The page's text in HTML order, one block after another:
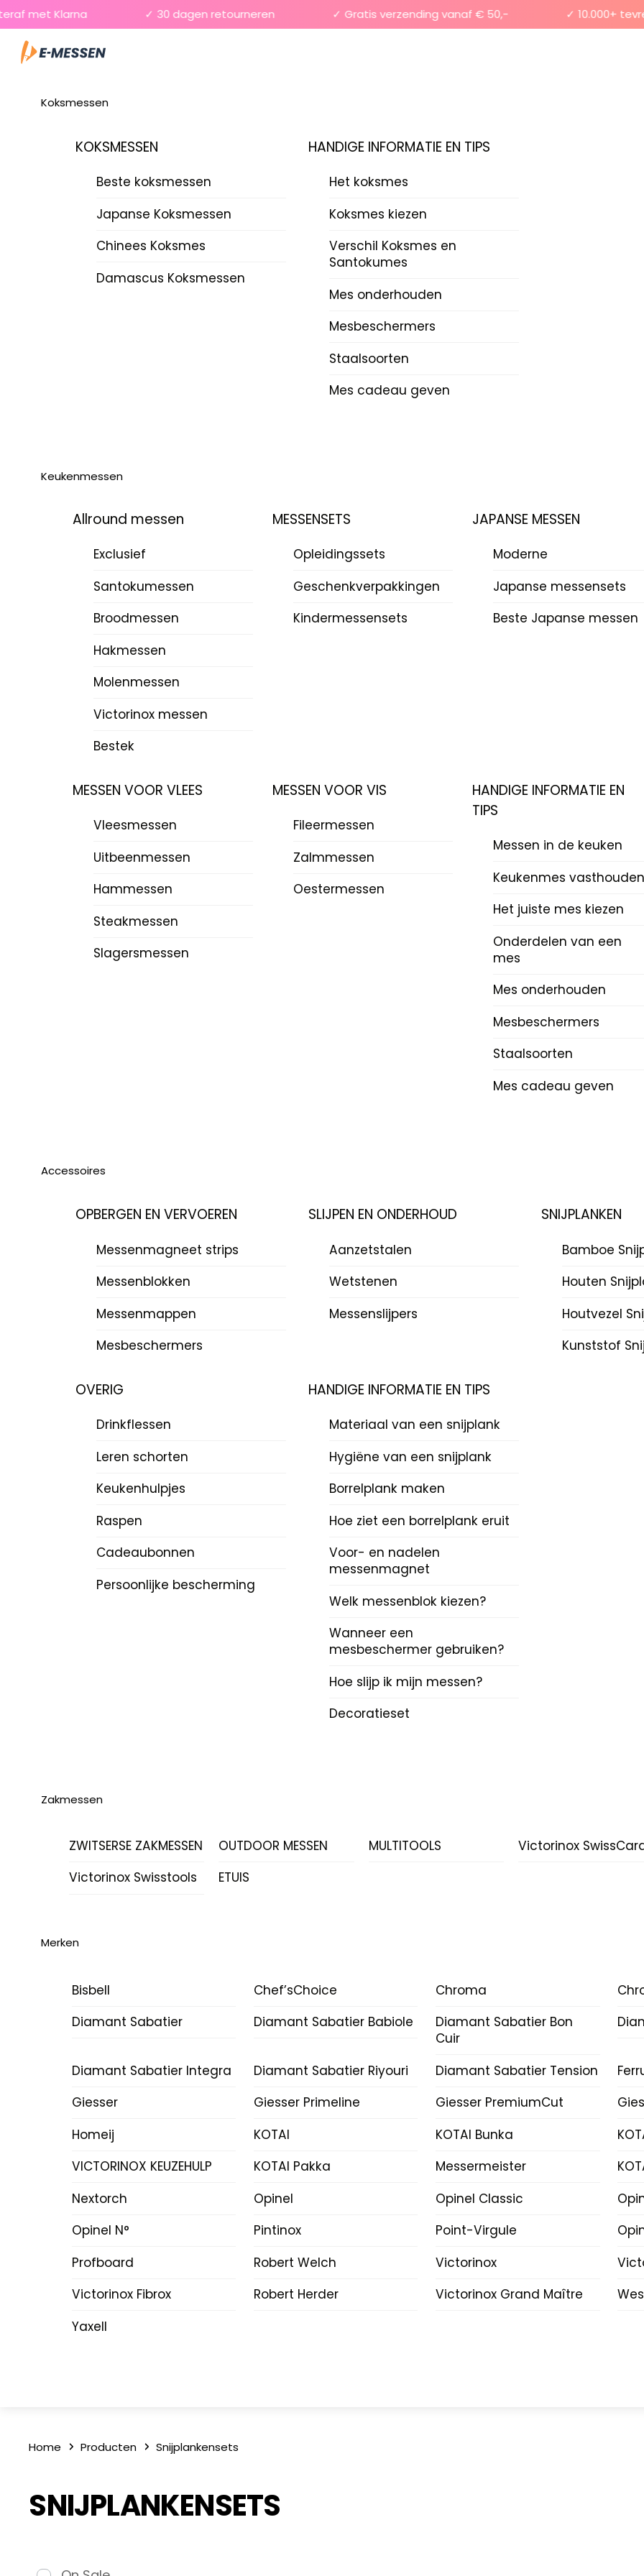
Skip
to
content
met Klarna ✓ 30 dagen retourneren ✓ Gratis verzending vanaf € 50,- ✓ 10.000+
Menu
Koksmessen
KOKSMESSEN
Beste koksmessen
Japanse Koksmessen
Chinees Koksmes
Damascus Koksmessen
HANDIGE INFORMATIE EN TIPS
Het koksmes
Koksmes kiezen
Verschil Koksmes en
Santokumes
Mes onderhouden
Mesbeschermers
Staalsoorten
Mes cadeau geven
Keukenmessen
Allround messen
Exclusief
Santokumessen
Broodmessen
Hakmessen
Molenmessen
Victorinox messen
Bestek
MESSENSETS
Opleidingssets
Geschenkverpakkingen
Kindermessensets
JAPANSE MESSEN
Moderne
Japanse messensets
Beste Japanse messen
MESSEN VOOR VLEES
Vleesmessen
Uitbeenmessen
Hammessen
Steakmessen
Slagersmessen
MESSEN VOOR VIS
Fileermessen
Zalmmessen
Oestermessen
HANDIGE INFORMATIE EN
TIPS
Messen in de keuken
Keukenmes vasthouden
Het juiste mes kiezen
Onderdelen van een
mes
Mes onderhouden
Mesbeschermers
Staalsoorten
Mes cadeau geven
Accessoires
OPBERGEN EN VERVOEREN
Messenmagneet strips
Messenblokken
Messenmappen
Mesbeschermers
SLIJPEN EN ONDERHOUD
Aanzetstalen
Wetstenen
Messenslijpers
SNIJPLANKEN
Bamboe
Houten
Houtvezel
Kunststof
OVERIG
Drinkflessen
Leren schorten
Keukenhulpjes
Raspen
Cadeaubonnen
Persoonlijke bescherming
HANDIGE INFORMATIE EN TIPS
Materiaal van een snijplank
Hygiëne van een snijplank
Borrelplank maken
Hoe ziet een borrelplank eruit
Voor- en nadelen
messenmagnet
Welk messenblok kiezen?
Wanneer een
mesbeschermer gebruiken?
Hoe slijp ik mijn messen?
Decoratieset
Zakmessen
ZWITSERSE ZAKMESSEN OUTDOOR MESSEN MULTITOOLS
Victorinox
Victorinox Swisstools
ETUIS
Merken
Bisbell Chef’sChoice Chroma
Diamant Sabatier
Diamant Sabatier Babiole
Diamant Sabatier Bon
Cuir
Diamant Sabatier Integra Diamant Sabatier Riyouri Diamant Sabatier Tension
Giesser
Giesser Primeline Giesser PremiumCut
Homeij
KOTAI KOTAI Bunka
VICTORINOX KEUZEHULP
KOTAI Pakka Messermeister
Nextorch
Opinel Opinel Classic
Opinel N°
Pintinox Point-Virgule
Profboard
Robert Welch Victorinox
Victorinox Fibrox
Robert Herder Victorinox Grand Maître
Yaxell
Home Producten Snijplankensets
SNIJPLANKENSETS